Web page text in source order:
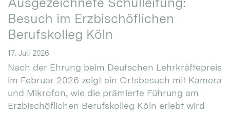
Besuch im Erzbischöflichen
Berufskolleg Köln
17. Juli 2026
Nach der Ehrung beim Deutschen Lehrkräftepreis
im Februar 2026 zeigt ein Ortsbesuch mit Kamera
und Mikrofon, wie die prämierte Führung am
Erzbischöflichen Berufskolleg Köln erlebt wird